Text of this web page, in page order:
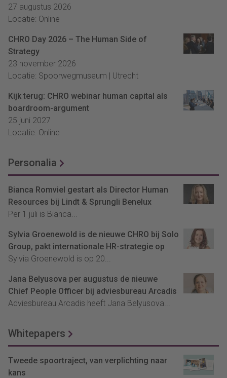
27 augustus 2026
Locatie: Online
CHRO Day 2026 – The Human Side of
Strategy
23 november 2026
Locatie: Spoorwegmuseum | Utrecht
Kijk terug: CHRO webinar human capital als
boardroom-argument
25 juni 2027
Locatie: Online
Personalia
Bianca Romviel gestart als Director Human
Resources bij Lindt & Sprungli Benelux
Per 1 juli is Bianca...
Sylvia Groenewold is de nieuwe CHRO bij Solo
Group, pakt internationale HR-strategie op
Sylvia Groenewold is op 20...
Jana Belyusova per augustus de nieuwe
Chief People Officer bij adviesbureau Arcadis
Adviesbureau Arcadis heeft Jana Belyusova...
Whitepapers
Tweede spoortraject, van verplichting naar
kans